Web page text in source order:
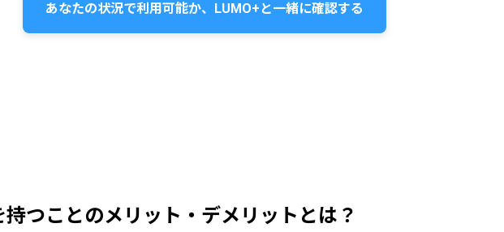
あなたの状況で利用可能か、LUMO+と一緒に確認する
持つことのメリット・デメリットとは？